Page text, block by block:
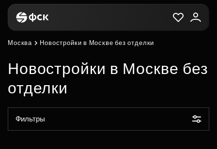
Москва Новостройки в Москве без отделки
Новостройки в Москве без
отделки
Фильтры